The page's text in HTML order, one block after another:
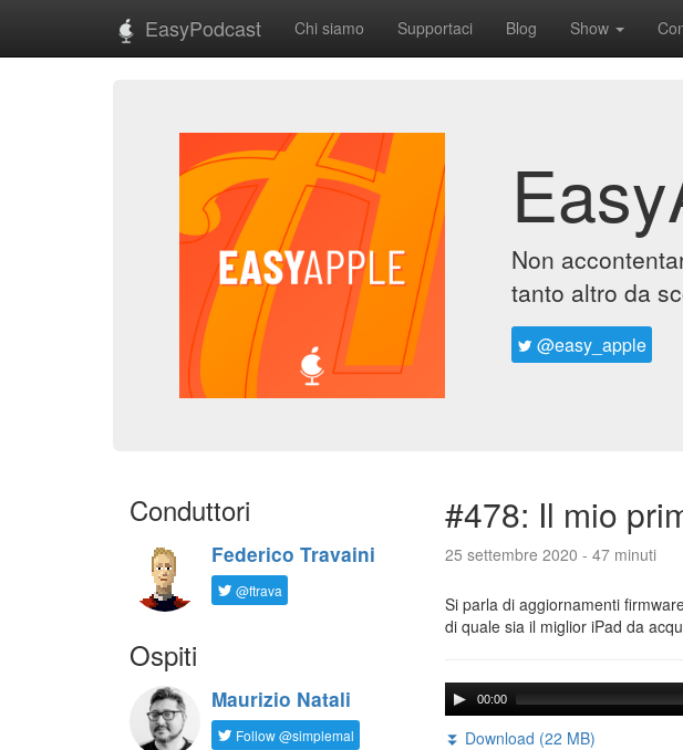
EasyPodcast Chi siamo Supportaci Blog Show
Non
tanto altro da
@easy_apple
Conduttori
Federico Travaini
@ftrava
Ospiti
Maurizio Natali
Follow @simplemal
#478: Il mio
25 settembre 2020 - 47 minuti
Si parla di aggiornamenti
di quale sia il miglior iPad da
00:00
⏬ Download (22 MB)